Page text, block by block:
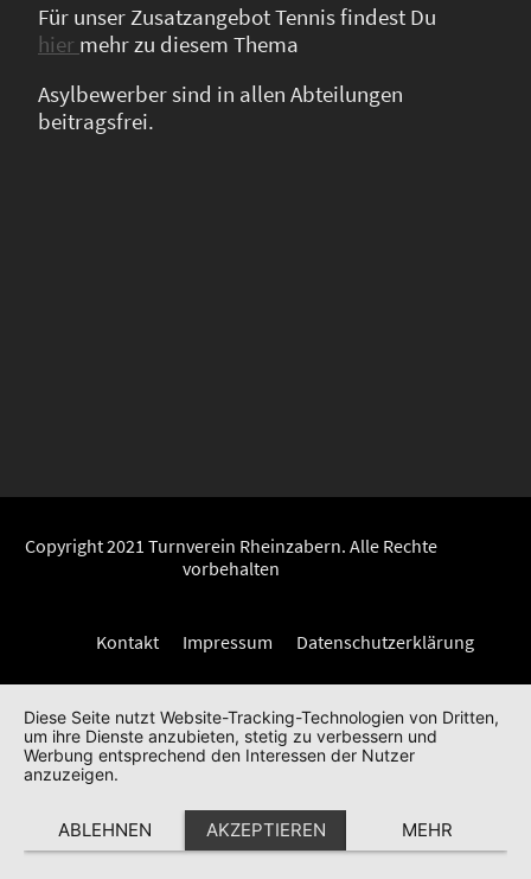
Für unser Zusatzangebot Tennis findest Du
hier mehr zu diesem Thema
Asylbewerber sind in allen Abteilungen
beitragsfrei.
Copyright 2021 Turnverein Rheinzabern. Alle Rechte
vorbehalten
Kontakt Impressum Datenschutzerklärung
Diese Seite nutzt Website-Tracking-Technologien von Dritten,
um ihre Dienste anzubieten, stetig zu verbessern und
Werbung entsprechend den Interessen der Nutzer
anzuzeigen.
ABLEHNEN AKZEPTIEREN MEHR